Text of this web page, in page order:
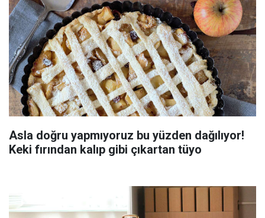
Asla doğru yapmıyoruz bu yüzden dağılıyor!
Keki fırından kalıp gibi çıkartan tüyo